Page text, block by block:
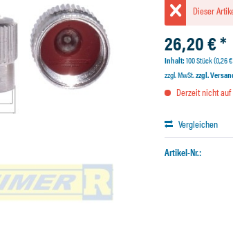
Dieser
26,20 € *
Inhalt:100 Stück (0,26
zzgl. MwSt.zzgl.
Derzeit nicht
Vergleichen
Artikel-Nr.: